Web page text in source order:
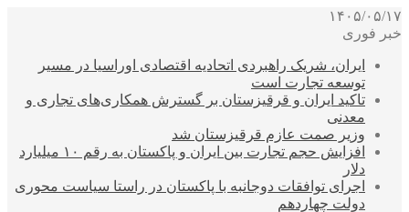
۱۴۰۵/۰۵/۱۷
خبر فوری
ایران، شریک راهبردی اتحادیه اقتصادی اوراسیا در مسیر
توسعه تجارت است
تاکید ایران و قرقیزستان بر گسترش همکاری‌های تجاری و
معدنی
وزیر صمت عازم قرقیزستان شد
افزایش حجم تجارت بین ایران و پاکستان به رقم ۱۰ میلیارد
دلار
اجرای توافقات دوجانبه با پاکستان در راستا سیاست محوری
دولت چهاردهم